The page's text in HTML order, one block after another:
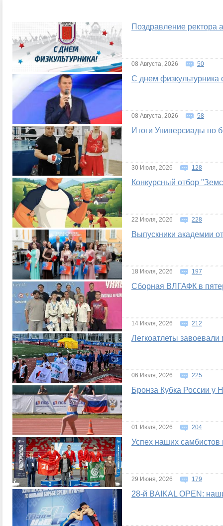
Поздравление ректора
08 Августа, 2026 50
С днем
08 Августа, 2026 58
Итоги Универсиады по
30 Июля, 2026 128
Конкурсный отбор
22 Июля, 2026 228
Выпускники академии
18 Июля, 2026 197
Сборная ВЛГАФК в
14 Июля, 2026 212
Легкоатлеты
06 Июля, 2026 225
Бронза Кубка России у
01 Июля, 2026 204
Успех наших самбистов
29 Июня, 2026 179
28-й BAIKAL OPEN: